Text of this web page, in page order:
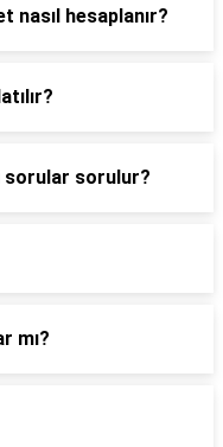
nasıl hesaplanır?
sorular sorulur?
mı?